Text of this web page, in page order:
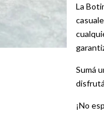
La
Sumá
¡No